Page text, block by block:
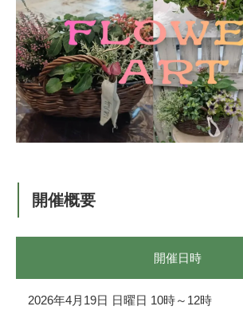
開催概要
開催日時
2026年4月19日 日曜日 10時～12時